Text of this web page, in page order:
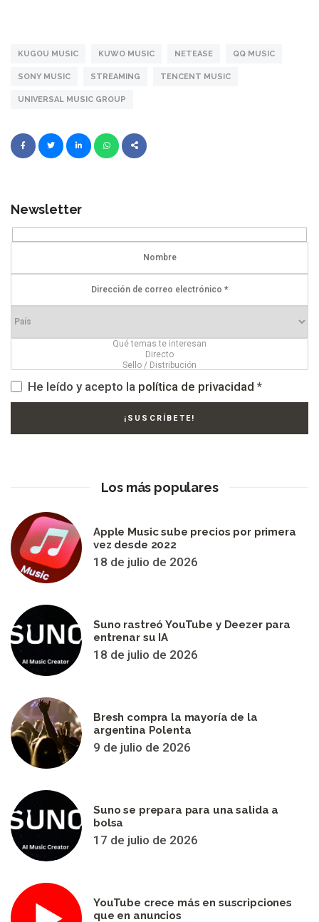
KUGOU MUSIC KUWO MUSIC NETEASE QQ MUSIC
SONY MUSIC STREAMING TENCENT MUSIC
UNIVERSAL MUSIC GROUP
Newsletter
He leído y acepto la política de privacidad *
Los más populares
Apple Music sube precios por primera
vez desde 2022
18 de julio de 2026
Suno rastreó YouTube y Deezer para
entrenar su IA
18 de julio de 2026
Bresh compra la mayoría de la
argentina Polenta
9 de julio de 2026
Suno se prepara para una salida a
bolsa
17 de julio de 2026
YouTube crece más en suscripciones
que en anuncios